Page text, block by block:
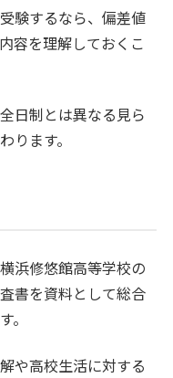
験するなら、偏差値
容を理解しておくこ
日制とは異なる見ら
ります。
浜修悠館高等学校の
書を資料として総合
。
や高校生活に対する